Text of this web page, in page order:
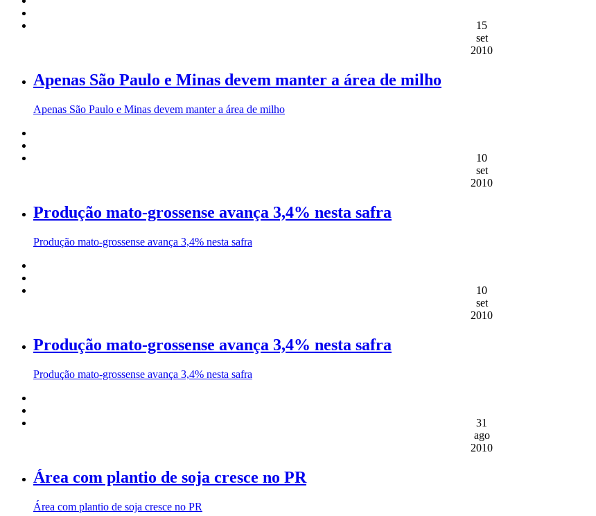
15
set
2010
Apenas São Paulo e Minas devem manter a área de milho
Apenas São Paulo e Minas devem manter a área de milho
10
set
2010
Produção mato-grossense avança 3,4% nesta safra
Produção mato-grossense avança 3,4% nesta safra
10
set
2010
Produção mato-grossense avança 3,4% nesta safra
Produção mato-grossense avança 3,4% nesta safra
31
ago
2010
Área com plantio de soja cresce no PR
Área com plantio de soja cresce no PR